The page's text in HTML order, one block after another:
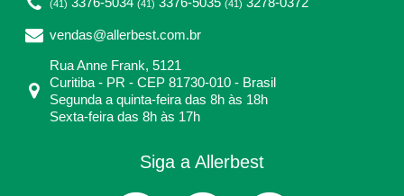
(41) (41) (41)
vendas@allerbest.com.br
Rua Anne Frank, 5121
Curitiba - PR - CEP 81730-010 - Brasil
Segunda a quinta-feira das 8h às 18h
Sexta-feira das 8h às 17h
Siga a Allerbest